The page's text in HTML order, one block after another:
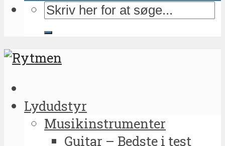
Lydudstyr
Musikinstrumenter
Guitar – Bedste i test